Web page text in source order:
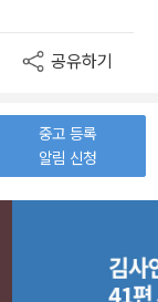
공유하기
중고 등록
알림 신청